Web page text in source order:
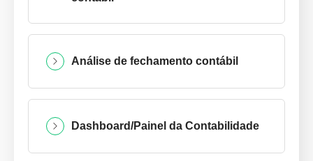
Análise de fechamento contábil
Dashboard/Painel da Contabilidade